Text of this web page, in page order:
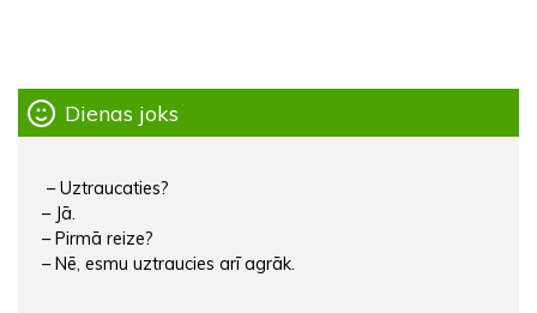
Dienas joks
– Uztraucaties?
– Jā.
– Pirmā reize?
– Nē, esmu uztraucies arī agrāk.